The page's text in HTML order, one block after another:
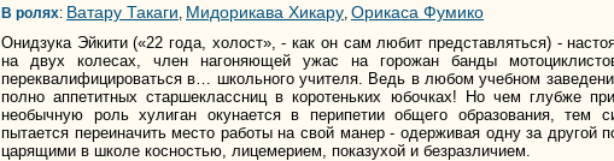
В ролях: Ватару Такаги, Мидорикава Хикару, Орикаса Фумико
Онидзука Эйкити («22 года, холост», - как он сам любит представляться) -
на двух колесах, член нагоняющей ужас на горожан банды
переквалифицироваться в… школьного учителя. Ведь в любом учебном
полно аппетитных старшеклассниц в коротеньких юбочках! Но чем глубже
необычную роль хулиган окунается в перипетии общего образования, тем
пытается переиначить место работы на свой манер - одерживая одну за другой
царящими в школе косностью, лицемерием, показухой и безразличием.